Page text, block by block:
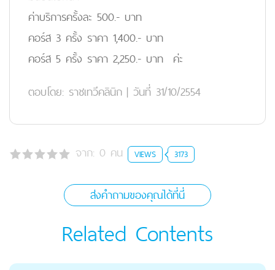
ค่าบริการครั้งละ 500.- บาท
คอร์ส 3 ครั้ง ราคา 1,400.- บาท
คอร์ส 5 ครั้ง ราคา 2,250.- บาท ค่ะ
ตอบโดย: ราชเทวีคลินิก | วันที่ 31/10/2554
จาก: 0 คน VIEWS 3173
ส่งคำถามของคุณได้ที่นี่
Related Contents